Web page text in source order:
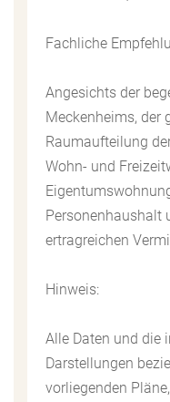
Fachliche
Angesichts der
Meckenheims, der
Raumaufteilung
Wohn- und
Personenhaushalt
ertragreichen
Hinweis:
Alle Daten und die
Darstellungen
vorliegenden